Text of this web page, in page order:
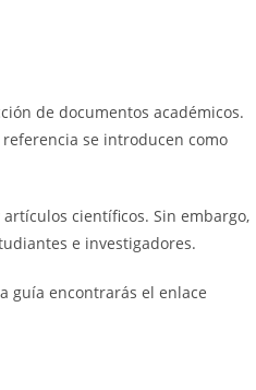
de documentos académicos.
se introducen como
artículos científicos. Sin embargo,
e investigadores.
guía encontrarás el enlace